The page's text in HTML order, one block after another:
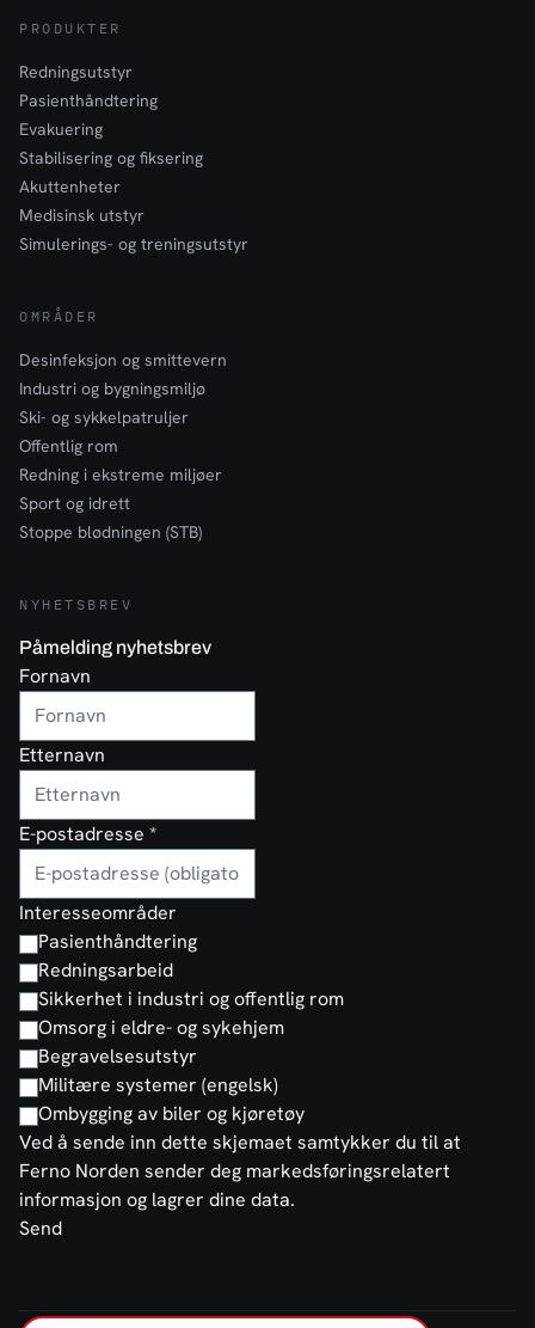
PRODUKTER
Redningsutstyr
Pasienthåndtering
Evakuering
Stabilisering og fiksering
Akuttenheter
Medisinsk utstyr
Simulerings- og treningsutstyr
OMRÅDER
Desinfeksjon og smittevern
Industri og bygningsmiljø
Ski- og sykkelpatruljer
Offentlig rom
Redning i ekstreme miljøer
Sport og idrett
Stoppe blødningen (STB)
NYHETSBREV
Påmelding nyhetsbrev
Fornavn
Etternavn
E-postadresse *
Interesseområder
Pasienthåndtering
Redningsarbeid
Sikkerhet i industri og offentlig rom
Omsorg i eldre- og sykehjem
Begravelsesutstyr
Militære systemer (engelsk)
Ombygging av biler og kjøretøy
Ved å sende inn dette skjemaet samtykker du til at
Ferno Norden sender deg markedsføringsrelatert
informasjon og lagrer dine data.
Send